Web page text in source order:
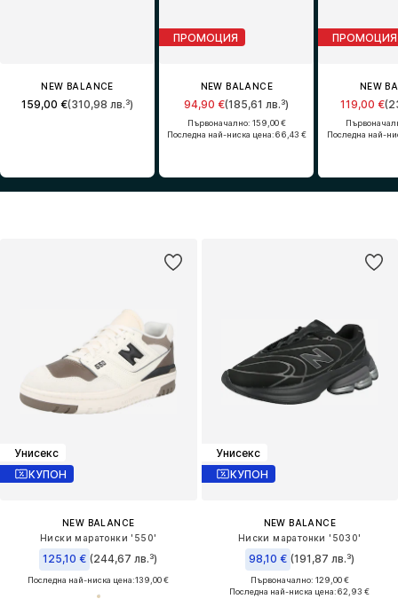
Унисекс
КУПОН
NEW BALANCE
Ниски маратонки '550'
125,10 € (244,67 лв.³)
Последна най-ниска цена:139,00 €
Унисекс
КУПОН
NEW BALANCE
Ниски маратонки '5030'
98,10 € (191,87 лв.³)
Първоначално: 129,00 €
Последна най-ниска цена:62,93 €
NEW BALANCE
159,00 €(310,98 лв.³)
ПРОМОЦИЯ
NEW BALANCE
94,90 €(185,61 лв.³)
Първоначално: 159,00 €
Последна най-ниска цена:66,43 €
ПРОМОЦИЯ
NEW
119,00 €
Последна най-